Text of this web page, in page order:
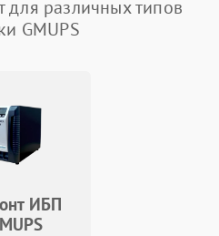
различных типов
GMUPS
ИБП